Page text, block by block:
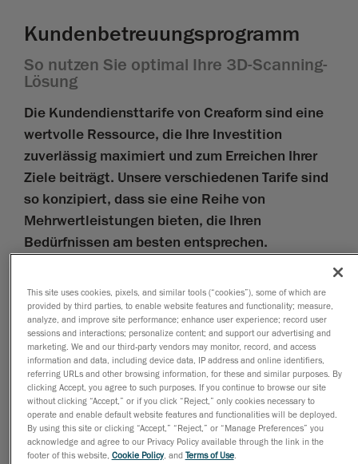
Kundenbetreuungsprogramm
So nutzen Sie optimal Ihre 3D-Scanning-
Lösung
Die Kundendiensttarife von Creaform sind eine
wertvolle Ressource, die Ihre Investition
zuverlässig maximiert und zum Erreichen Ihrer
Ziele beiträgt. Unsere verschiedenen Tarife sind
so konzipiert, dass sie eine Reihe von
Mehrwertleistungen bieten, die Ihren
Bedürfnissen am besten entsprechen.
Hardware
Hardware-bezogene Leistungen umfassen technischen
Support, Selbsthilfe-Tools, E-Learning, Garantien,
präventive Wartung, Notdienst sowie Service und Notfall-
Leihgeräte.
Software
Software-bezogene Leistungen umfassen technischen
Support, Selbsthilfe-Tools, E-Learning sowie Software-
Upgrades und -Verbesserungen.
Zertifizierungen
This site uses cookies, pixels, and similar tools (“cookies”), some of which are
provided by third parties, to enable website features and functionality; measure,
analyze, and improve site performance; enhance user experience; record user
sessions and interactions; personalize content; and support our advertising and
marketing. We and our third-party vendors may monitor, record, and access
information and data, including device data, IP address and online identifiers,
referring URLs and other browsing information, for these and similar purposes. By
clicking Accept, you agree to such purposes. If you continue to browse our site
without clicking “Accept,” or if you click “Reject,” only cookies necessary to
operate and enable default website features and functionalities will be deployed.
By using this site or clicking “Accept,” “Reject,” or “Manage Preferences” you
acknowledge and agree to our Privacy Policy available through the link in the
footer of this website, Cookie Policy, and Terms of Use.